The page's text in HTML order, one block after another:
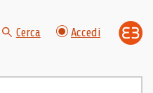
Cerca Accedi